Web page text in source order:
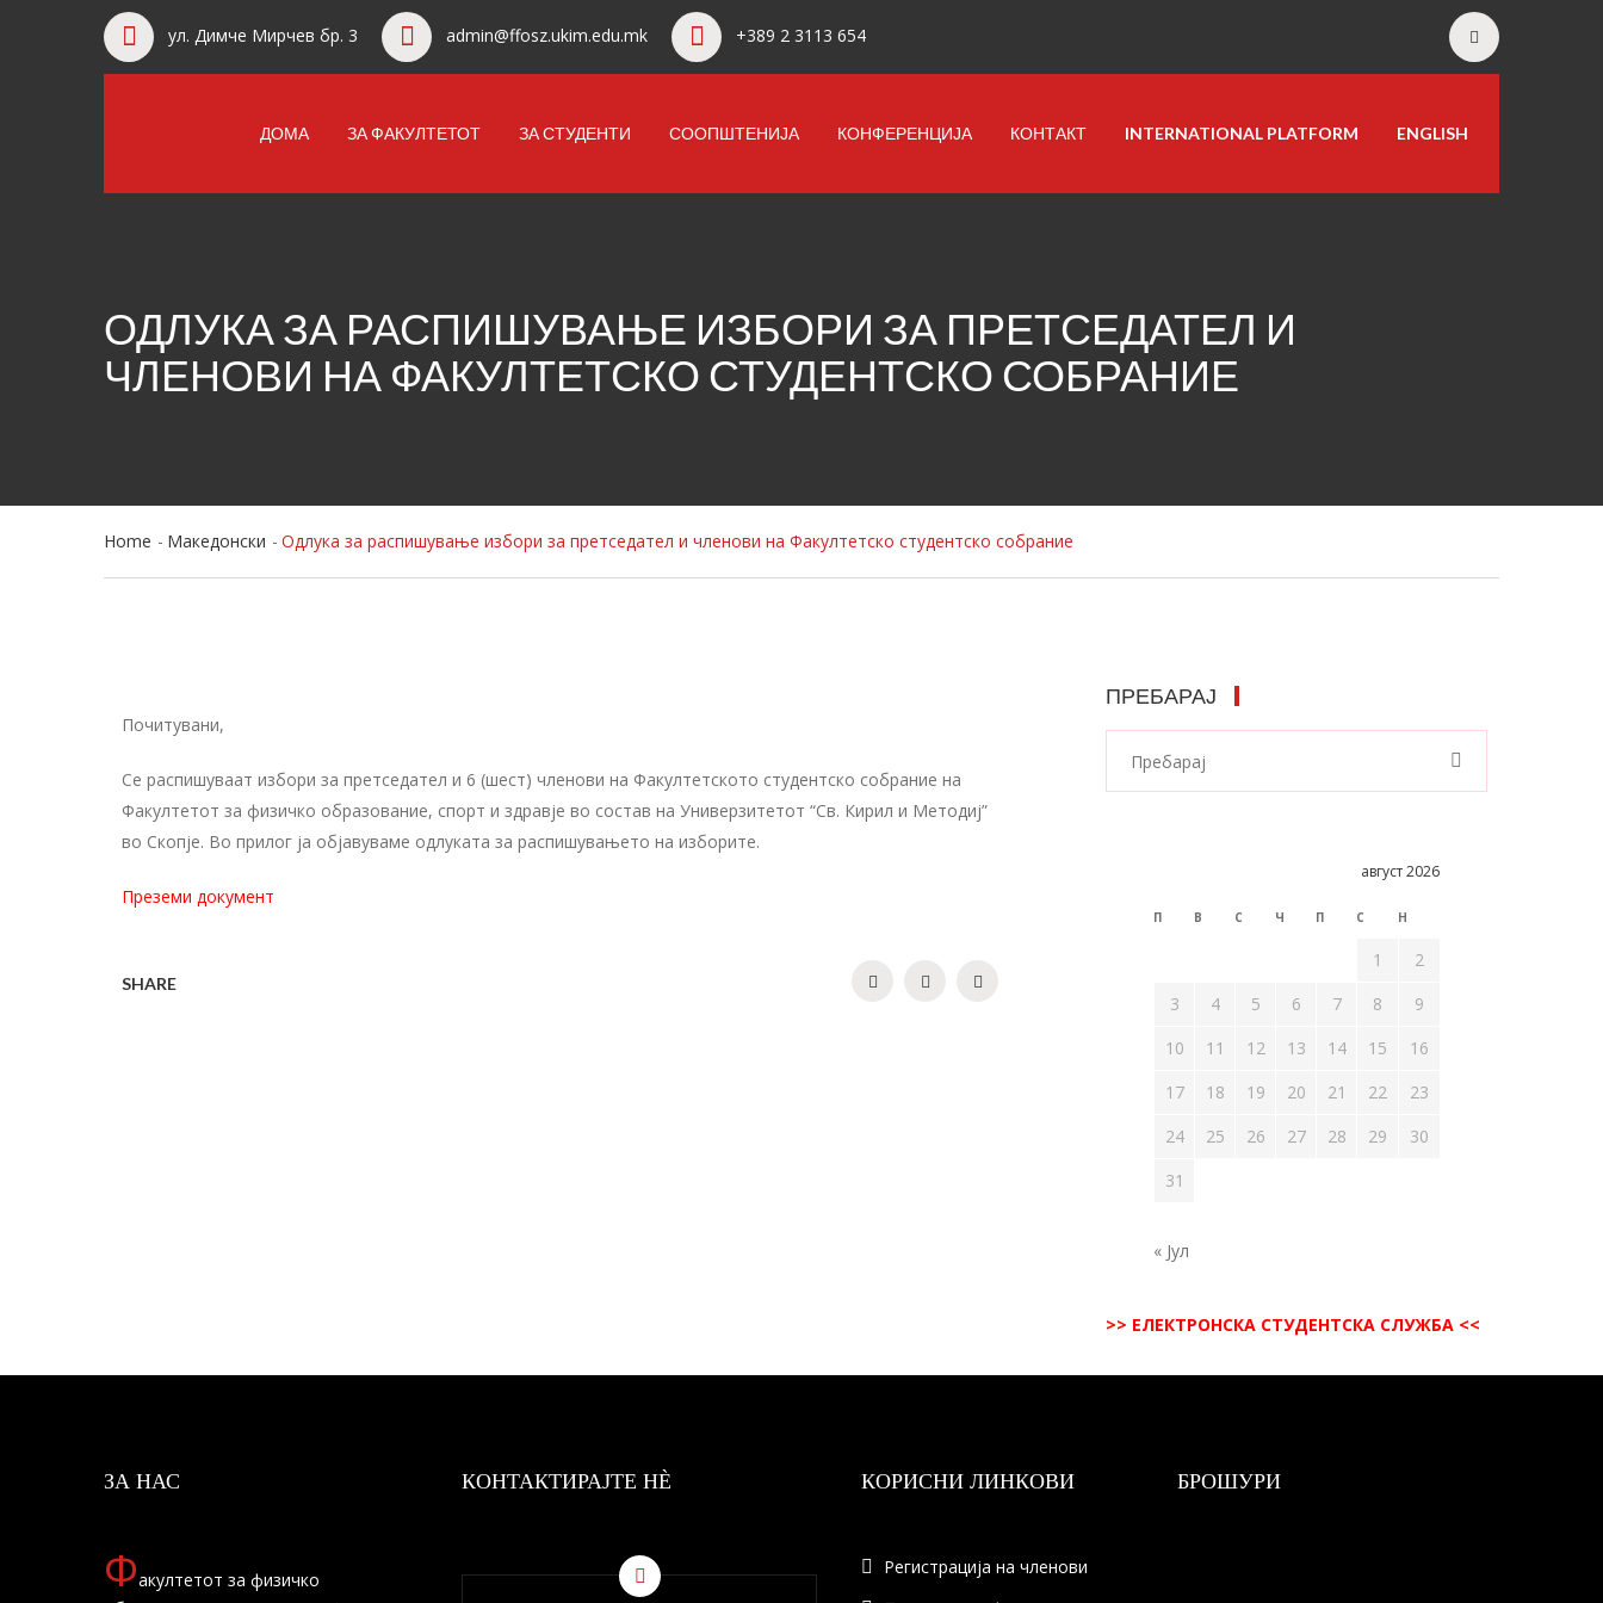
ул. Димче Мирчев бр. 3 admin@ffosz.ukim.edu.mk +389 2 3113 654
ДОМА ЗА ФАКУЛТЕТОТ ЗА СТУДЕНТИ СООПШТЕНИЈА КОНФЕРЕНЦИЈА КОНТАКТ INTERNATIONAL PLATFORM ENGLISH
ОДЛУКА ЗА РАСПИШУВАЊЕ ИЗБОРИ ЗА ПРЕТСЕДАТЕЛ И
ЧЛЕНОВИ НА ФАКУЛТЕТСКО СТУДЕНТСКО СОБРАНИЕ
Home Македонски Одлука за распишување избори за претседател и членови на Факултетско студентско собрание
Почитувани,
Се распишуваат избори за претседател и 6 (шест) членови на Факултетското студентско собрание на
Факултетот за физичко образование, спорт и здравје во состав на Универзитетот “Св. Кирил и Методиј”
во Скопје. Во прилог ја објавуваме одлуката за распишувањето на изборите.
Преземи документ
SHARE
ПРЕБАРАЈ
август 2026
П В С Ч П С Н
1
2
3
4 5 6 7 8
9
10
11 12 13 14 15
16
17
18 19 20 21 22
23
24
25 26 27 28 29
30
31
« Јул
>> ЕЛЕКТРОНСКА СТУДЕНТСКА СЛУЖБА <<
ЗА НАС
Факултетот за физичко
КОНТАКТИРАЈТЕ НÈ КОРИСНИ ЛИНКОВИ
Регистрација на членови
БРОШУРИ